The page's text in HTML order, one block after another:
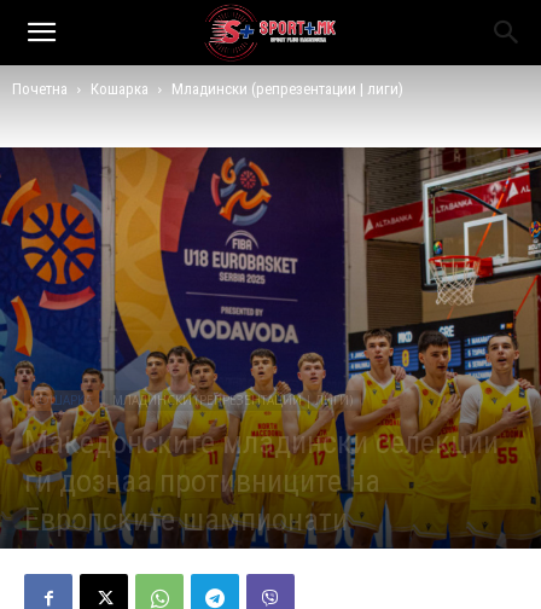
Почетна Кошарка Младински (репрезентации | лиги)
КОШАРКА МЛАДИНСКИ (РЕПРЕЗЕНТАЦИИ | ЛИГИ)
Македонските младински селекции
ги дознаа противниците на
Европските шампионати